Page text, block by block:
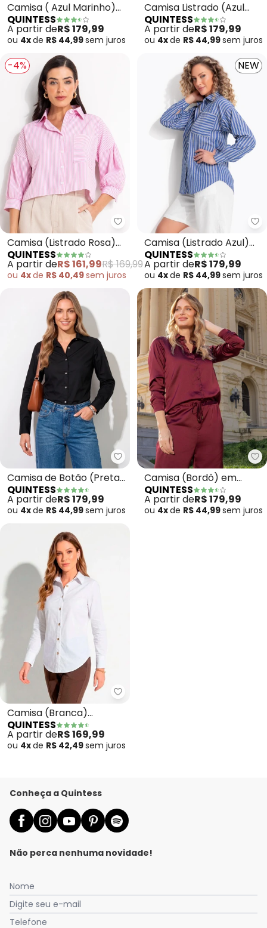
Camisa ( Azul Marinho)
em Chiffon
QUINTESS
A partir deR$ 179,99
ou 4xde R$ 44,99sem juros
Camisa Listrado (Azul
Marinho) em Tecido de
Poliéster
QUINTESS
A partir deR$ 179,99
ou 4xde R$ 44,99sem juros
-4%
Quintess -
Camisa (Listrado Rosa)
em Tecido de Poliéster
QUINTESS
A partir deR$ 161,99R$ 169,99
ou 4xde R$ 40,49sem juros
NEW
Camisa (Listrado Azul)
em Poliéster com
Algodão
QUINTESS
A partir deR$ 179,99
ou 4xde R$ 44,99sem juros
Quintess - Camisa de Botão
Camisa de Botão (Preta)
Alongada
QUINTESS
A partir deR$ 179,99
ou 4xde R$ 44,99sem juros
Camisa (Bordô) em
Tecido Acetinado
QUINTESS
A partir deR$ 179,99
ou 4xde R$ 44,99sem juros
Quintess - Camisa (Branca)
Camisa (Branca)
Alongada
QUINTESS
A partir deR$ 169,99
ou 4xde R$ 42,49sem juros
Conheça a Quintess
Não perca nenhuma novidade!
Nome
Digite seu e-mail
Telefone